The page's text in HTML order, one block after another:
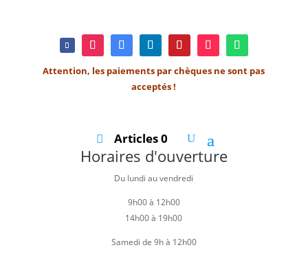
Attention, les paiements par chèques ne sont pas
acceptés !
Articles 0
Horaires d'ouverture
Du lundi au vendredi
9h00 à 12h00
14h00 à 19h00
Samedi de 9h à 12h00